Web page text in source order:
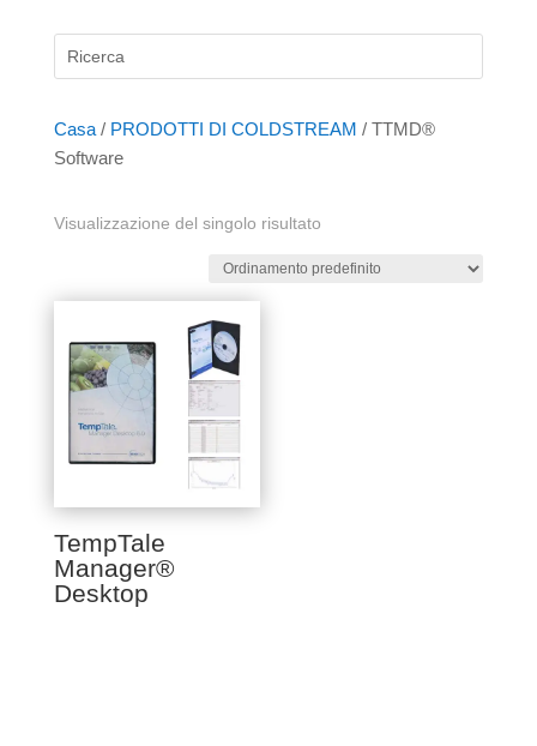
Casa/ PRODOTTI DI COLDSTREAM / TTMD®
Software
Visualizzazione del singolo risultato
TempTale
Manager®
Desktop